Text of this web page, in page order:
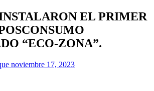
EL PRIMER
“ECO-ZONA”.
noviembre 17, 2023